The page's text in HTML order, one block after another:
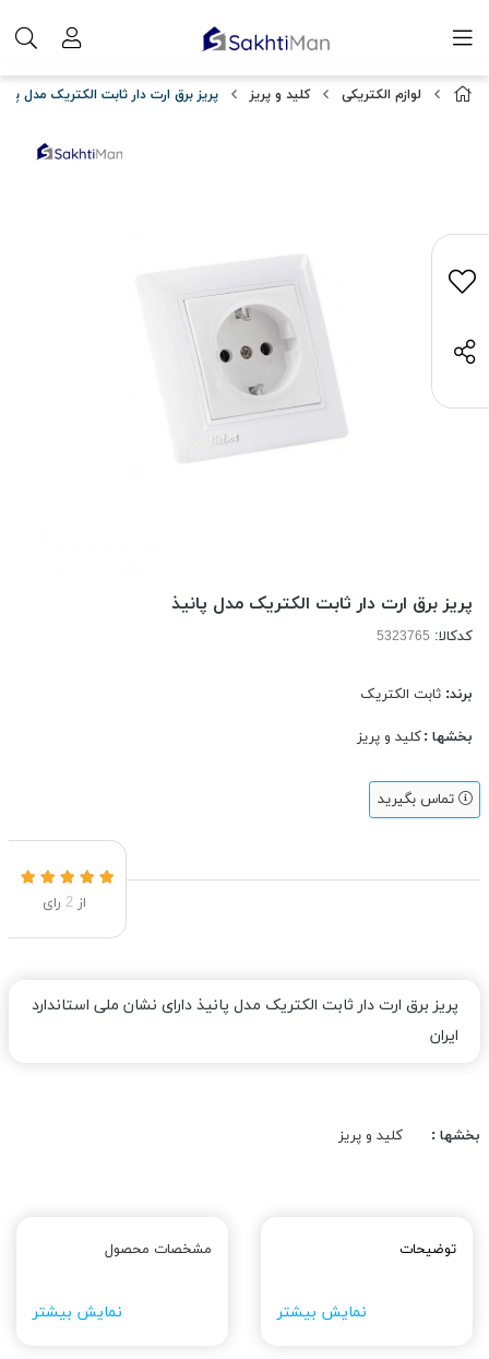
لوازم الکتریکی کلید و پریز پریز برق ارت دار ثابت الکتریک مدل
پریز برق ارت دار ثابت الکتریک مدل پانیذ
کدکالا:
برند: ثابت الکتریک
بخشها :کلید و پریز
تماس بگیرید
از 2 رای
پریز برق ارت دار ثابت الکتریک مدل پانیذ دارای نشان ملی استاندارد
ایران
بخشها : کلید و پریز
توضیحات
نمایش بیشتر
مشخصات محصول
نمایش بیشتر